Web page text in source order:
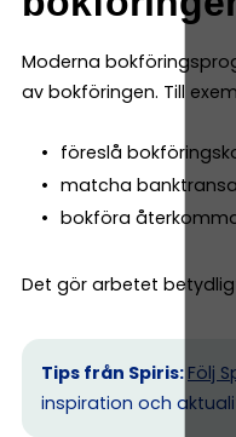
Moderna
av bokföringen. Till
föreslå
matcha
bokföra
Det gör arbetet
Tips från Spiris: Följ
inspiration och